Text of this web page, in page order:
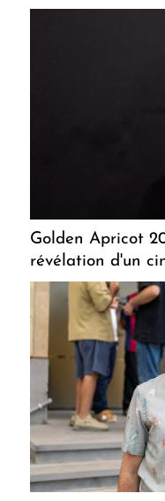
Golden Apricot
révélation d'un